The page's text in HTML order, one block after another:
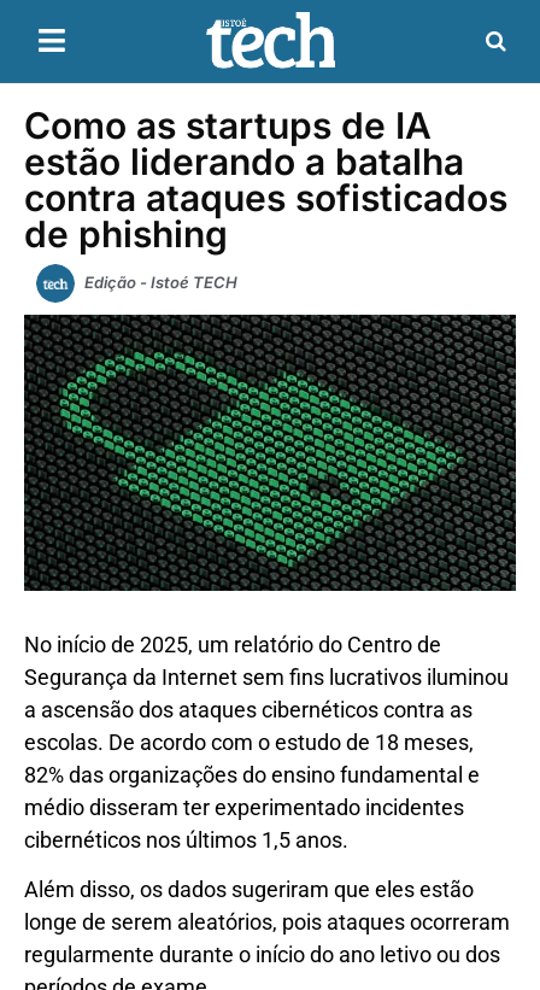
Como as startups de IA
estão liderando a batalha
contra ataques sofisticados
de phishing
Edição - Istoé TECH
No início de 2025, um relatório do Centro de
Segurança da Internet sem fins lucrativos iluminou
a ascensão dos ataques cibernéticos contra as
escolas. De acordo com o estudo de 18 meses,
82% das organizações do ensino fundamental e
médio disseram ter experimentado incidentes
cibernéticos nos últimos 1,5 anos.
Além disso, os dados sugeriram que eles estão
longe de serem aleatórios, pois ataques ocorreram
regularmente durante o início do ano letivo ou dos